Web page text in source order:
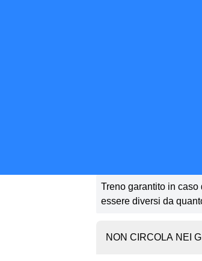
Treno garantito in
essere diversi da
NON CIRCOLA NEI